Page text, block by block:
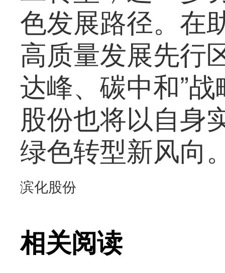
色发展路径。在
高质量发展先行
达峰、碳中和”
股份也将以自身
绿色转型新风向
滨化股份
相关阅读